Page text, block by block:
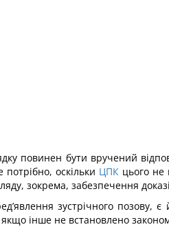
повинен бути вручений
оскільки ЦПК цього не
зокрема, забезпечення
зустрічного
інше не встановлено